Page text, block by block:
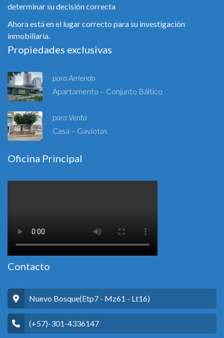
determinar su decisión correcta
Ahora está en el lugar correcto para su investigación
inmobiliaria.
Propiedades exclusivas
para Arriendo
Apartamento – Conjunto Báltico
para Venta
Casa – Gaviotas
Oficina Principal
Contacto
Nuevo Bosque(Etp7 - Mz61 - Lt16)
(+57)-301-4336147